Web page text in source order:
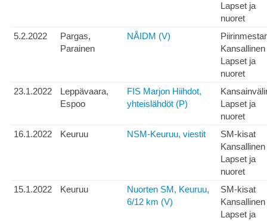
Lapset ja
nuoret
5.2.2022
Pargas,
Parainen
NÅIDM (V)
Kansallinen
Lapset ja
nuoret
23.1.2022
Leppävaara,
Espoo
FIS Marjon Hiihdot,
yhteislähdöt (P)
Lapset ja
nuoret
16.1.2022
Keuruu NSM-Keuruu, viestit
SM-kisat
Kansallinen
Lapset ja
nuoret
15.1.2022
Keuruu
Nuorten SM, Keuruu,
6/12 km (V)
SM-kisat
Kansallinen
Lapset ja